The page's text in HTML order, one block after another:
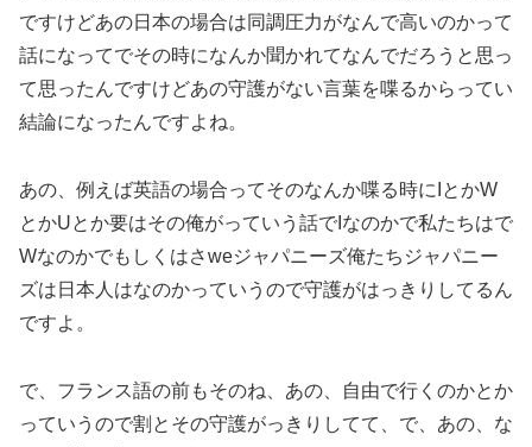
ですけどあの日本の場合は同調圧力がなんで高いのかって
話になってでその時になんか聞かれてなんでだろうと思っ
て思ったんですけどあの守護がない言葉を喋るからってい
結論になったんですよね。
あの、例えば英語の場合ってそのなんか喋る時にIとかW
とかUとか要はその俺がっていう話でIなのかで私たちはで
Wなのかでもしくはさweジャパニーズ俺たちジャパニー
ズは日本人はなのかっていうので守護がはっきりしてるん
ですよ。
で、フランス語の前もそのね、あの、自由で行くのかとか
っていうので割とその守護がっきりしてて、で、あの、な